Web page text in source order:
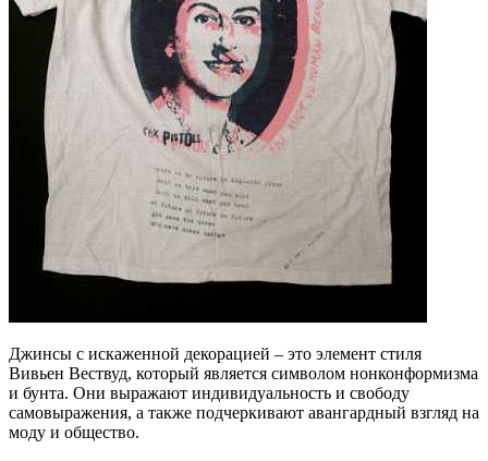
Джинсы с искаженной декорацией – это элемент стиля
Вивьен Вествуд, который является символом нонконформизма
и бунта. Они выражают индивидуальность и свободу
самовыражения, а также подчеркивают авангардный взгляд на
моду и общество.